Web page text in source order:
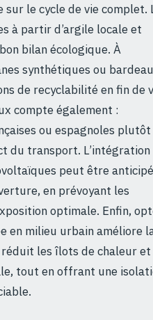
sur le cycle de vie complet.
à partir d’argile locale et
bilan écologique. À
synthétiques ou
de recyclabilité en fin de
compte également :
ou espagnoles plutôt
du transport. L’intégration
peut être
en prévoyant les
optimale. Enfin,
en milieu urbain améliore
les îlots de chaleur et
tout en offrant une